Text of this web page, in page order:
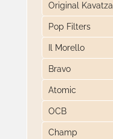
Original Kavatza
Pop Filters
Il Morello
Bravo
Atomic
OCB
Champ